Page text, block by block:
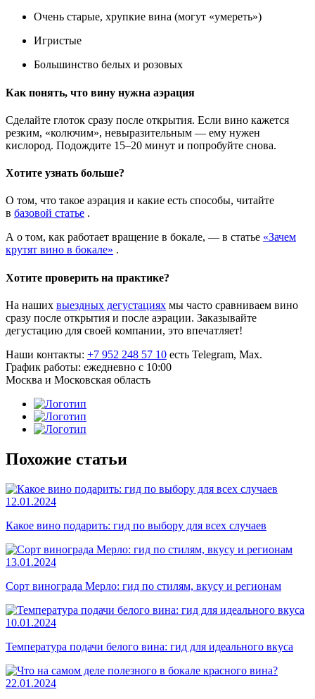
Очень старые, хрупкие вина (могут «умереть»)
Игристые
Большинство белых и розовых
Как понять, что вину нужна аэрация
Сделайте глоток сразу после открытия. Если вино кажется
резким, «колючим», невыразительным — ему нужен
кислород. Подождите 15–20 минут и попробуйте снова.
Хотите узнать больше?
О том, что такое аэрация и какие есть способы, читайте
в базовой статье .
А о том, как работает вращение в бокале, — в статье «Зачем
крутят вино в бокале» .
Хотите проверить на практике?
На наших выездных дегустациях мы часто сравниваем вино
сразу после открытия и после аэрации. Заказывайте
дегустацию для своей компании, это впечатляет!
Наши контакты: +7 952 248 57 10 есть Telegram, Max.
График работы: ежедневно с 10:00
Москва и Московская область
Похожие статьи
12.01.2024
Какое вино подарить: гид по выбору для всех случаев
13.01.2024
Сорт винограда Мерло: гид по стилям, вкусу и регионам
10.01.2024
Температура подачи белого вина: гид для идеального вкуса
22.01.2024